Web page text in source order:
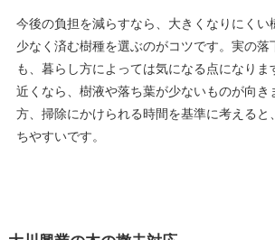
今後の負担を減らすなら、大きくなりにくい
少なく済む樹種を選ぶのがコツです。実の落
も、暮らし方によっては気になる点になりま
近くなら、樹液や落ち葉が少ないものが向き
方、掃除にかけられる時間を基準に考えると
ちやすいです。